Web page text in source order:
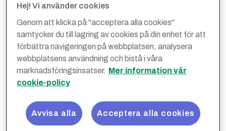
Välkända, trygga
inköpsställen
Vi säkerställer en leverans av hög kvalitet från
våra leverantörer. De allra flesta rabatterna
tillgodoser även behov av tillgänglighet i hela
Hej! Vi använder cookies
Genom att klicka på "acceptera alla cookies"
samtycker du till lagring av cookies på din enhet för att
förbättra navigeringen på webbplatsen, analysera
webbplatsens användning och bistå i våra
marknadsföringsinsatser. Mer information vår
cookie-policy
Avvisa alla Acceptera alla cookies